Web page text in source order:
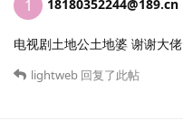
1 18180352244@189.cn
电视剧土地公土地婆 谢谢大佬
lightweb 回复了此帖